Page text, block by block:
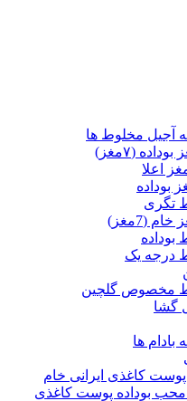
آجیل مخلوط ها
(۷مغز)
اعلا
بوداده
تگری
(7مغز)
بوداده
درجه یک
مخصوص گلچین
گشا
ها
پوست کاغذی ایرانی خام
محب بوداده پوست کاغذی